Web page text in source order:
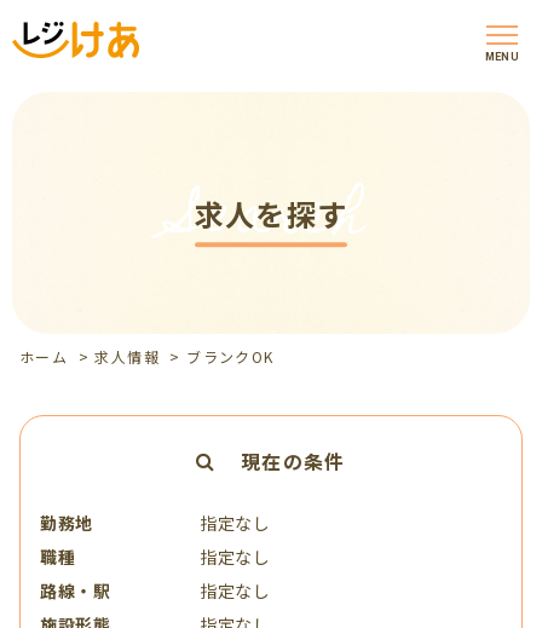
MENU
求人を探す
Search
ホーム >求人情報 > ブランクOK
現在の条件
勤務地
指定なし
職種
指定なし
路線・駅
指定なし